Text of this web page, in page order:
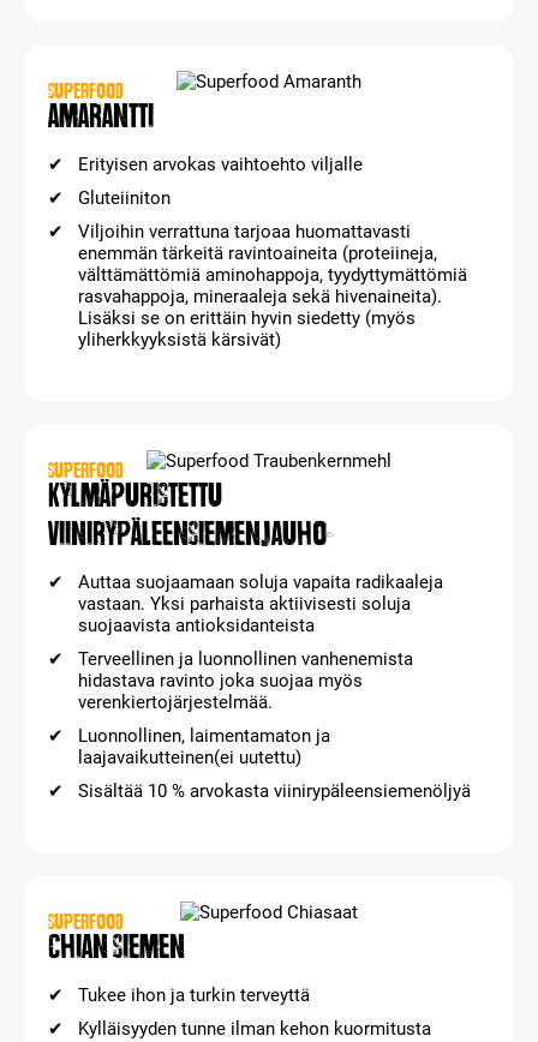
SUPERFOOD
Amarantti
Erityisen arvokas vaihtoehto viljalle
Gluteiiniton
Viljoihin verrattuna tarjoaa huomattavasti
enemmän tärkeitä ravintoaineita (proteiineja,
välttämättömiä aminohappoja, tyydyttymättömiä
rasvahappoja, mineraaleja sekä hivenaineita).
Lisäksi se on erittäin hyvin siedetty (myös
yliherkkyyksistä kärsivät)
SUPERFOOD
Kylmäpuristettu
viinirypäleensiemenjauho
Auttaa suojaamaan soluja vapaita radikaaleja
vastaan. Yksi parhaista aktiivisesti soluja
suojaavista antioksidanteista
Terveellinen ja luonnollinen vanhenemista
hidastava ravinto joka suojaa myös
verenkiertojärjestelmää.
Luonnollinen, laimentamaton ja
laajavaikutteinen(ei uutettu)
Sisältää 10 % arvokasta viinirypäleensiemenöljyä
SUPERFOOD
Chian siemen
Tukee ihon ja turkin terveyttä
Kylläisyyden tunne ilman kehon kuormitusta